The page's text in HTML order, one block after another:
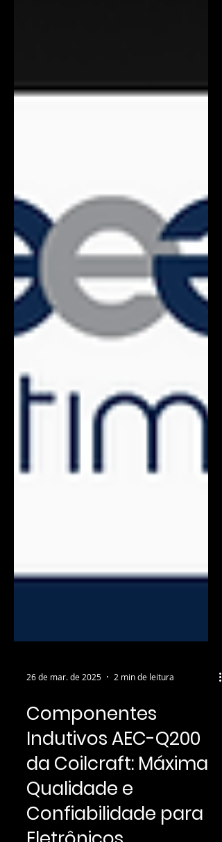
26 de mar. de 2025 2 min de leitura
Componentes
Indutivos AEC-Q200
da Coilcraft: Máxima